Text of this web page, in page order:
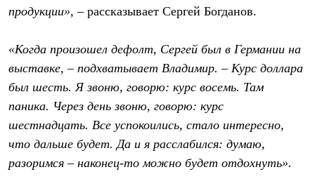
продукции»,– рассказывает Сергей Богданов.
«Когда произошел дефолт, Сергей был в Германии на
выставке, – подхватывает Владимир. – Курс доллара
был шесть. Я звоню, говорю: курс восемь. Там
паника. Через день звоню, говорю: курс
шестнадцать. Все успокоились, стало интересно,
что дальше будет. Да и я расслабился: думаю,
разоримся – наконец-то можно будет отдохнуть».